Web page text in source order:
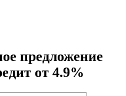
предложение
от 4.9%